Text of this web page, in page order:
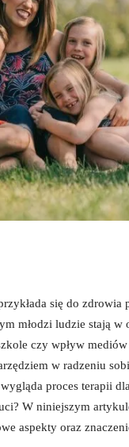
się do
młodzi ludzie stają
czy wpływ mediów
w radzeniu
proces terapii
W niniejszym
aspekty oraz